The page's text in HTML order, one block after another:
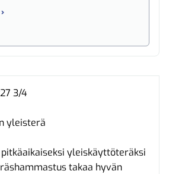
3/4
yleisterä
yleiskäyttöteräksi
takaa hyvän